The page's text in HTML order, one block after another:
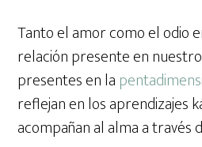
Tanto el amor como el odio
relación presente en
presentes en la
reflejan en los aprendizajes
acompañan al alma a